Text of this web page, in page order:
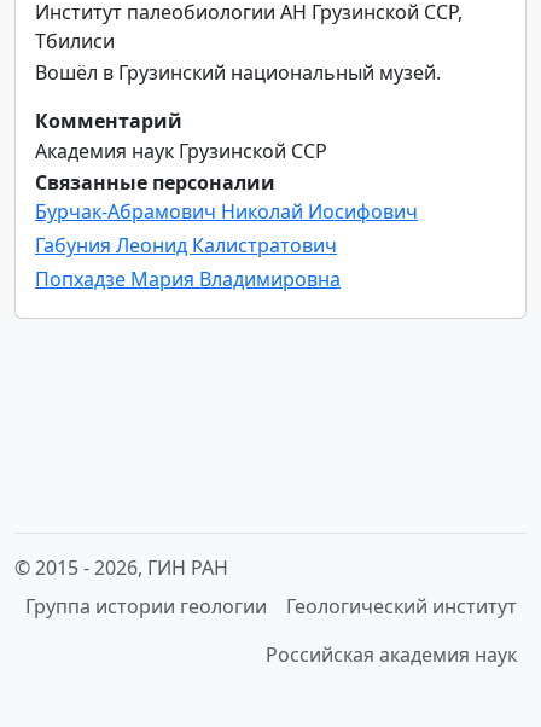
Институт палеобиологии АН Грузинской ССР,
Тбилиси
Вошёл в Грузинский национальный музей.
Комментарий
Академия наук Грузинской ССР
Связанные персоналии
Бурчак-Абрамович Николай Иосифович
Габуния Леонид Калистратович
Попхадзе Мария Владимировна
© 2015 -2026, ГИН РАН
Группа истории геологии
Геологический институт
Российская академия наук